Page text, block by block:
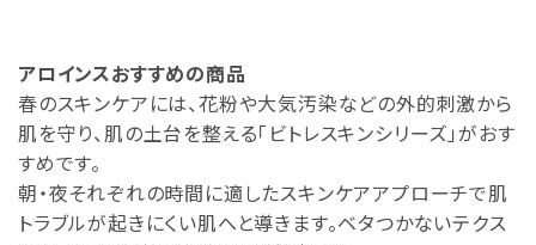
アロインスおすすめの商品
春のスキンケアには、花粉や大気汚染などの外的刺激から
肌を守り、肌の土台を整える「ビトレスキンシリーズ」がおす
すめです。
朝・夜それぞれの時間に適したスキンケアアプローチで肌
トラブルが起きにくい肌へと導きます。ベタつかないテクス